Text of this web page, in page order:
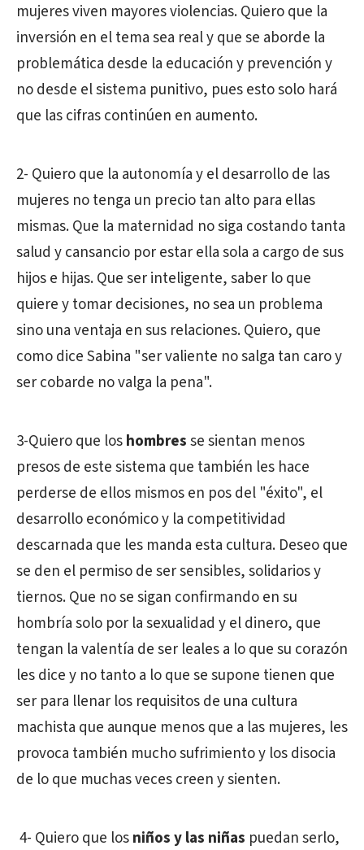
mujeres viven mayores violencias. Quiero que la
inversión en el tema sea real y que se aborde la
problemática desde la educación y prevención y
no desde el sistema punitivo, pues esto solo hará
que las cifras continúen en aumento.
2- Quiero que la autonomía y el desarrollo de las
mujeres no tenga un precio tan alto para ellas
mismas. Que la maternidad no siga costando tanta
salud y cansancio por estar ella sola a cargo de sus
hijos e hijas. Que ser inteligente, saber lo que
quiere y tomar decisiones, no sea un problema
sino una ventaja en sus relaciones. Quiero, que
como dice Sabina "ser valiente no salga tan caro y
ser cobarde no valga la pena".
3-Quiero que loshombresse sientan menos
presos de este sistema que también les hace
perderse de ellos mismos en pos del "éxito", el
desarrollo económico y la competitividad
descarnada que les manda esta cultura. Deseo que
se den el permiso de ser sensibles, solidarios y
tiernos. Que no se sigan confirmando en su
hombría solo por la sexualidad y el dinero, que
tengan la valentía de ser leales a lo que su corazón
les dice y no tanto a lo que se supone tienen que
ser para llenar los requisitos de una cultura
machista que aunque menos que a las mujeres, les
provoca también mucho sufrimiento y los disocia
de lo que muchas veces creen y sienten.
4- Quiero que losniños y las niñas puedan serlo,